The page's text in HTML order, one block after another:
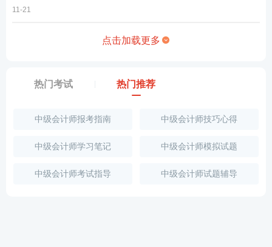
11-21
点击加载更多
热门考试 热门推荐
中级会计师报考指南 中级会计师技巧心得
中级会计师学习笔记 中级会计师模拟试题
中级会计师考试指导 中级会计师试题辅导